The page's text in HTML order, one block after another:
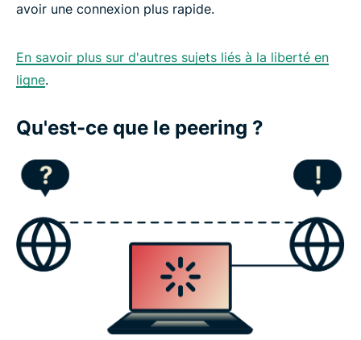
avoir une connexion plus rapide.
En savoir plus sur d'autres sujets liés à la liberté en
ligne.
Qu'est-ce que le peering ?